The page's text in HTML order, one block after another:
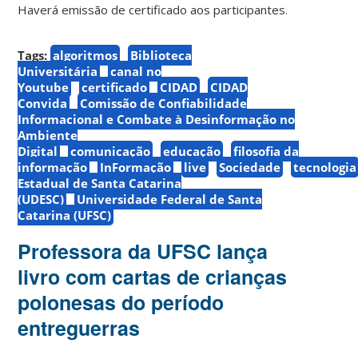
Haverá emissão de certificado aos participantes.
Tags: algoritmos
Biblioteca
Universitária
canal no
Youtube
certificado CIDAD
CIDAD
Convida
Comissão de Confiabilidade
Informacional e Combate à Desinformação no
Ambiente
Digital
comunicação educação
filosofia da
informação
InFormação live Sociedade
tecnologia
Estadual de Santa Catarina
(UDESC)
Universidade Federal de Santa
Catarina (UFSC)
Professora da UFSC lança
livro com cartas de crianças
polonesas do período
entreguerras